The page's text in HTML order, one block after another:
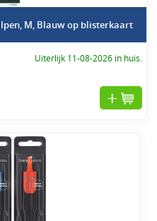
M, Blauw op blisterkaart
Uiterlijk 11-08-2026 in huis.